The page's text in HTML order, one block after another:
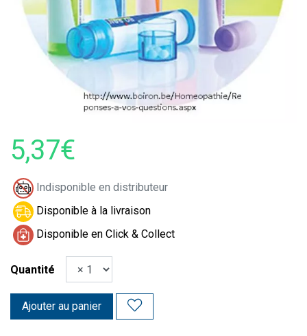
5,37€
Indisponible en distributeur
Disponible à la livraison
Disponible en Click & Collect
Quantité
Ajouter au panier